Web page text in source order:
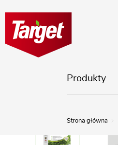
Produkty
Strona główna